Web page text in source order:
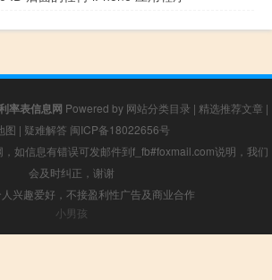
率表信息网 Powered by 网站分类目录 | 精选推荐文章 |
图 | 疑难解答 闽ICP备18022656号
如信息有错误可发邮件到f_fb#foxmail.com说明，我们
会及时纠正，谢谢
兴趣爱好，不接盈利性广告及商业合作
小男孩